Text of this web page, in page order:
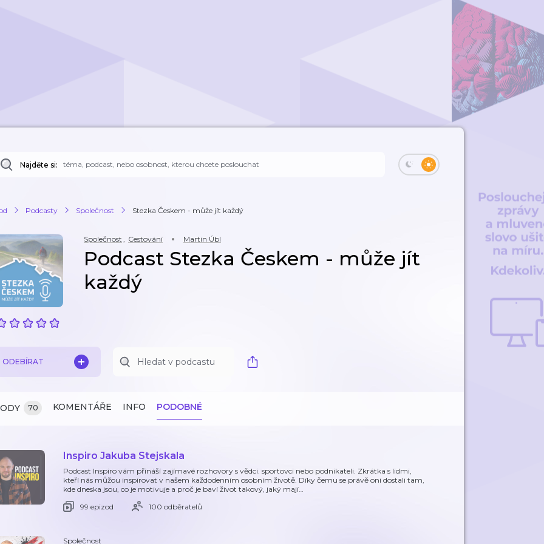
Najděte si:
Podcasty Společnost Stezka Českem - může jít každý
Společnost , Cestování Martin Úbl
Podcast Stezka Českem - může jít
každý
ODEBÍRAT
70 KOMENTÁŘE INFO PODOBNÉ
Inspiro Jakuba Stejskala
Podcast Inspiro vám přináší zajímavé rozhovory s vědci. sportovci nebo podnikateli. Zkrátka s lidmi,
kteří nás můžou inspirovat v našem každodenním osobním životě. Díky čemu se právě oni dostali tam,
kde dneska jsou, co je motivuje a proč je baví život takový, jaký mají…
99 epizod
100 odběratelů
Společnost